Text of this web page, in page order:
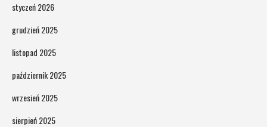
styczeń 2026
grudzień 2025
listopad 2025
październik 2025
wrzesień 2025
sierpień 2025